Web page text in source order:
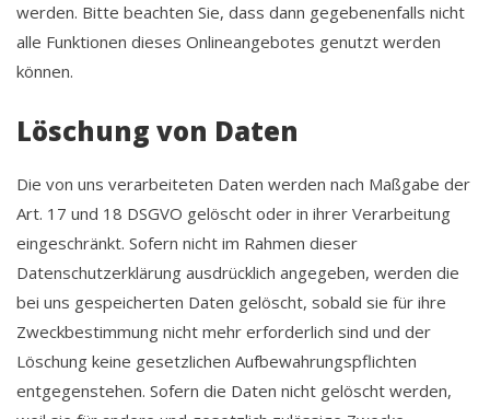
werden. Bitte beachten Sie, dass dann gegebenenfalls nicht
alle Funktionen dieses Onlineangebotes genutzt werden
können.
Löschung von Daten
Die von uns verarbeiteten Daten werden nach Maßgabe der
Art. 17 und 18 DSGVO gelöscht oder in ihrer Verarbeitung
eingeschränkt. Sofern nicht im Rahmen dieser
Datenschutzerklärung ausdrücklich angegeben, werden die
bei uns gespeicherten Daten gelöscht, sobald sie für ihre
Zweckbestimmung nicht mehr erforderlich sind und der
Löschung keine gesetzlichen Aufbewahrungspflichten
entgegenstehen. Sofern die Daten nicht gelöscht werden,